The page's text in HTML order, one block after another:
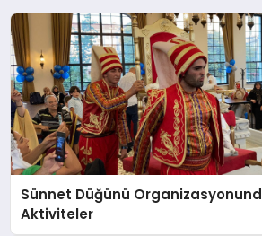
Sünnet Düğünü
Aktiviteler